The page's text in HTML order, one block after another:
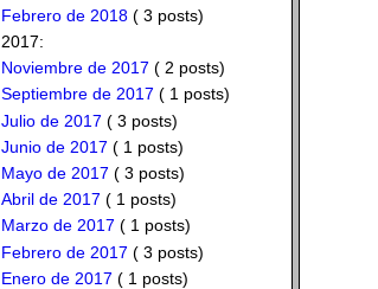
Febrero de 2018( 3 posts)
2017:
Noviembre de 2017 ( 2 posts)
Septiembre de 2017 ( 1 posts)
Julio de 2017 ( 3 posts)
Junio de 2017 ( 1 posts)
Mayo de 2017 ( 3 posts)
Abril de 2017 ( 1 posts)
Marzo de 2017 ( 1 posts)
Febrero de 2017 ( 3 posts)
Enero de 2017 ( 1 posts)